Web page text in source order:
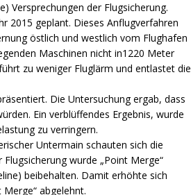
Versprechungen der Flugsicherung.
2015 geplant. Dieses Anflugverfahren
östlich und westlich vom Flughafen
Maschinen nicht in1220 Meter
zu weniger Fluglärm und entlastet die
Die Untersuchung ergab, dass
Ein verblüffendes Ergebnis, wurde
zu verringern.
Untermain schauten sich die
wurde „Point Merge“
beibehalten. Damit erhöhte sich
abgelehnt.